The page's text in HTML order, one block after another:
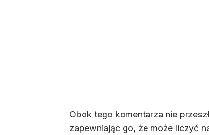
Obok tego komentarza nie
zapewniając go, że może liczyć